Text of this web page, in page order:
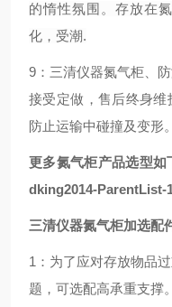
的惰性氛围。存放在
化，受潮.
9：三清仪器氮气柜、
接受定做，售后终身
防止运输中碰撞及变形。
更多氮气柜产品选型如
dking2014-ParentList-
三清仪器氮气柜加选配
1：为了应对存放物品
题，可选配高承重支撑。